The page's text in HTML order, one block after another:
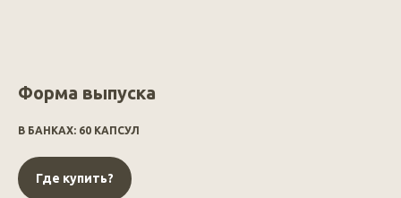
Форма выпуска
В БАНКАХ: 60 КАПСУЛ
Где купить?